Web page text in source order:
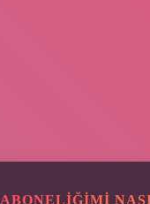
ABONELIĞIMI